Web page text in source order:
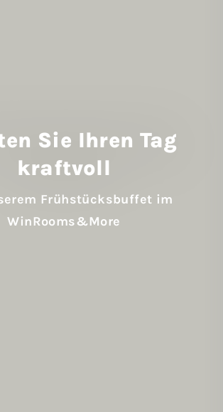
Sie Ihren Tag
kraftvoll
Frühstücksbuffet im
WinRooms&More